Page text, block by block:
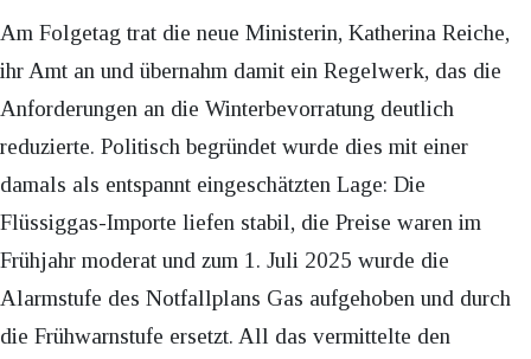
Am Folgetag trat die neue Ministerin, Katherina Reiche,
ihr Amt an und übernahm damit ein Regelwerk, das die
Anforderungen an die Winterbevorratung deutlich
reduzierte. Politisch begründet wurde dies mit einer
damals als entspannt eingeschätzten Lage: Die
Flüssiggas-Importe liefen stabil, die Preise waren im
Frühjahr moderat und zum 1. Juli 2025 wurde die
Alarmstufe des Notfallplans Gas aufgehoben und durch
die Frühwarnstufe ersetzt. All das vermittelte den